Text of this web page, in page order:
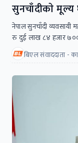
सुनचाँदीकाे मूल्य
नेपाल सुनचाँदी व्यवसायी
रु दुई लाख ८४ हजार
बिएल संवाददाता -